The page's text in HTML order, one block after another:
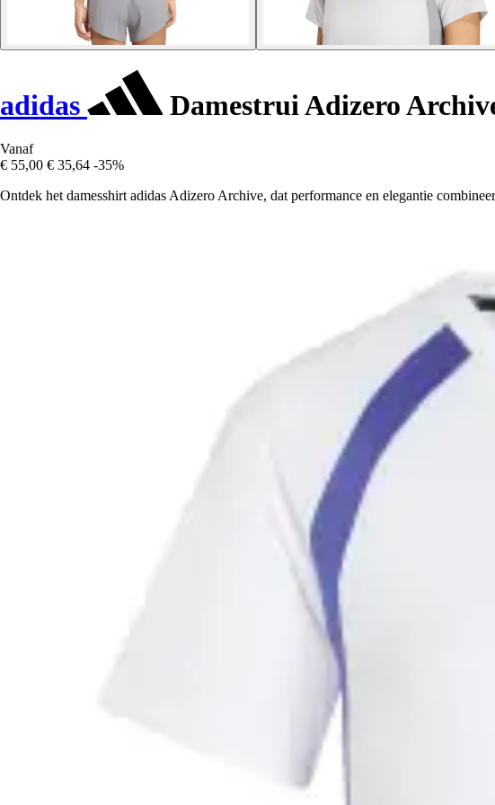
adidas Damestrui Adizero
Vanaf
€ 55,00 € 35,64 -35%
Ontdek het damesshirt adidas Adizero Archive, dat performance en elegantie